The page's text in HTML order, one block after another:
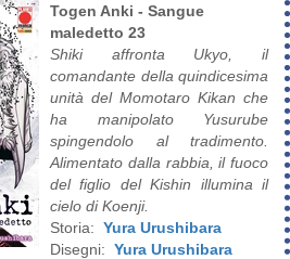
Togen Anki - Sangue
maledetto 23
Shiki affronta Ukyo, il
comandante della quindicesima
unità del Momotaro Kikan che
ha manipolato Yusurube
spingendolo al tradimento.
Alimentato dalla rabbia, il fuoco
del figlio del Kishin illumina il
cielo di Koenji.
Storia: Yura Urushibara
Disegni: Yura Urushibara